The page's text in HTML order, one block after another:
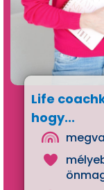
Life
hogy...